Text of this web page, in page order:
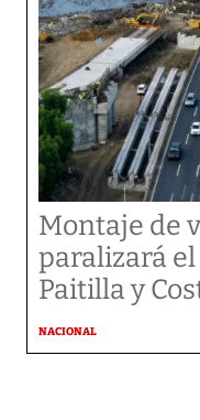
Montaje de
paralizará
Paitilla y
NACIONAL